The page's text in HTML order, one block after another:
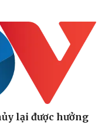
lại được hưởng